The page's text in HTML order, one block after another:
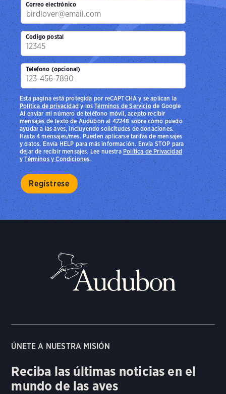
Correo electrónico
Codigo postal
Telefono (opcional)
Al enviar mi número de teléfono móvil, acepto recibir
mensajes de texto de Audubon al 42248 sobre cómo puedo
ayudar a las aves, incluyendo solicitudes de donaciones.
Hasta 4 mensajes/mes. Pueden aplicarse tarifas de mensajes
y datos. Envía HELP para más información. Envía STOP para
dejar de recibir mensajes. Lee nuestra Política de Privacidad
yTérminos y Condiciones.
Esta pagina está protegida por reCAPTCHA y se aplican la
Política de privacidady losTérminos de Serviciode Google
ÚNETE A NUESTRA MISIÓN
Reciba las últimas noticias en el
mundo de las aves